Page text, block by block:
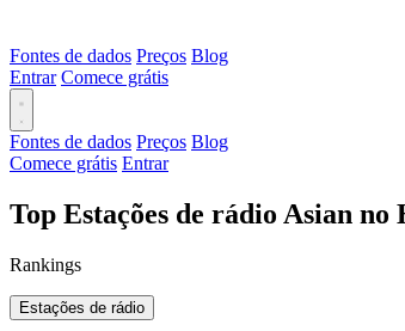
Fontes de dados Preços Blog
Entrar Comece grátis
Fontes de dados Preços Blog
Comece grátis Entrar
Top Estações de rádio Asian
Rankings
Estações de rádio